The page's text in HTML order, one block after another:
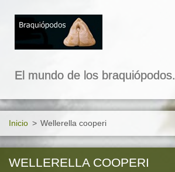
El mundo de los braquiópodos.
Inicio > Wellerella cooperi
WELLERELLA COOPERI